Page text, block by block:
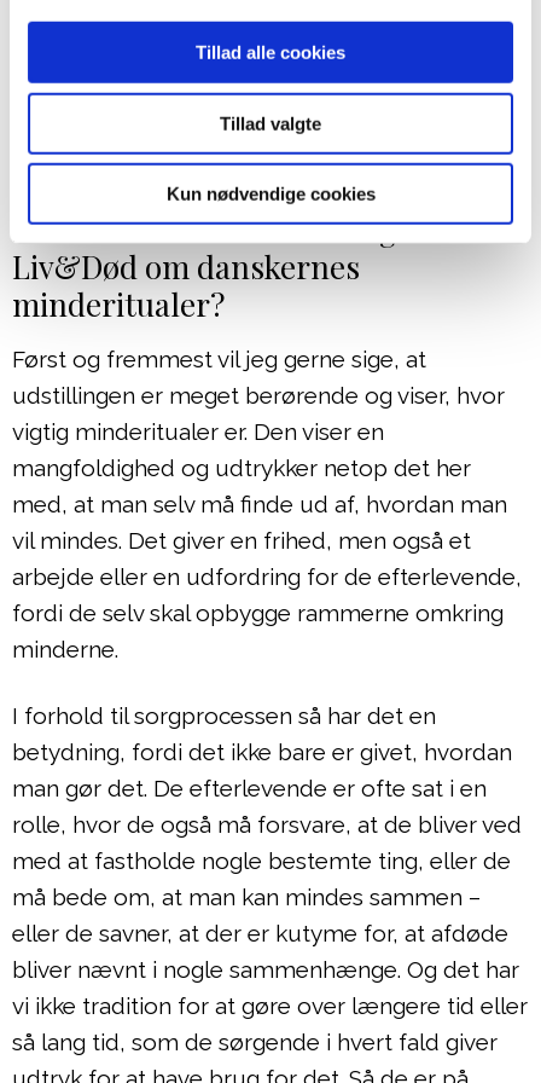
Tillad alle cookies
Tillad valgte
Kun nødvendige cookies
en måde et stort spillerum i Danmark – og på en
måde jo netop ikke, fordi vi ikke har noget
kulturbestemt.
Hvad siger udstillingen ”De døde i
vores liv – en udstilling om sorg og
minder” hos Landsforeningen
Liv&Død om danskernes
minderitualer?
Først og fremmest vil jeg gerne sige, at
udstillingen er meget berørende og viser, hvor
vigtig minderitualer er. Den viser en
mangfoldighed og udtrykker netop det her
med, at man selv må finde ud af, hvordan man
vil mindes. Det giver en frihed, men også et
arbejde eller en udfordring for de efterlevende,
fordi de selv skal opbygge rammerne omkring
minderne.
I forhold til sorgprocessen så har det en
betydning, fordi det ikke bare er givet, hvordan
man gør det. De efterlevende er ofte sat i en
rolle, hvor de også må forsvare, at de bliver ved
med at fastholde nogle bestemte ting, eller de
må bede om, at man kan mindes sammen –
eller de savner, at der er kutyme for, at afdøde
bliver nævnt i nogle sammenhænge. Og det har
vi ikke tradition for at gøre over længere tid eller
så lang tid, som de sørgende i hvert fald giver